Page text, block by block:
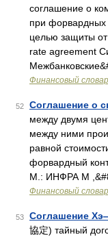
соглашение о
при форвардных
целью защиты от
rate agreement
Финансовый
52 Соглашение о
между двумя
между ними
равной
форвардный
М.: ИНФРА М
Финансовый
53 Соглашение
協定) тайный